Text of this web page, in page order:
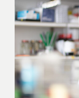
avec
les
instituts
européens.